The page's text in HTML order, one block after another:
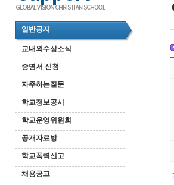
일반공지
교내외수상소식
증명서 신청
자주하는질문
학교정보공시
학교운영위원회
공개자료방
학교폭력신고
채용공고